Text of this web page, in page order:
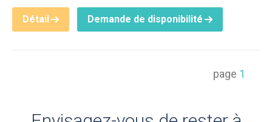
Détail Demande de disponibilité
page 1